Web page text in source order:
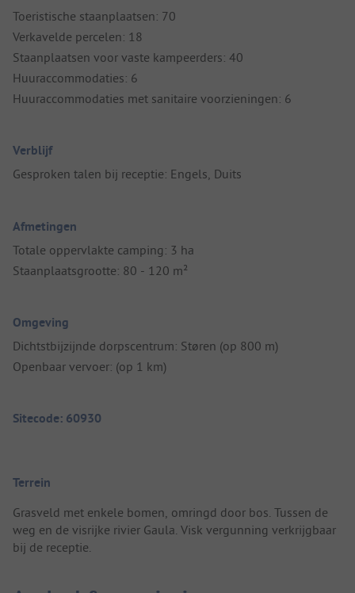
Toeristische staanplaatsen: 70
Verkavelde percelen: 18
Staanplaatsen voor vaste kampeerders: 40
Huuraccommodaties: 6
Huuraccommodaties met sanitaire voorzieningen: 6
Verblijf
Gesproken talen bij receptie: Engels, Duits
Afmetingen
Totale oppervlakte camping: 3 ha
Staanplaatsgrootte: 80 - 120 m²
Omgeving
Dichtstbijzijnde dorpscentrum: Støren (op 800 m)
Openbaar vervoer: (op 1 km)
Sitecode: 60930
Terrein
Grasveld met enkele bomen, omringd door bos. Tussen de
weg en de visrijke rivier Gaula. Visk vergunning verkrijgbaar
bij de receptie.